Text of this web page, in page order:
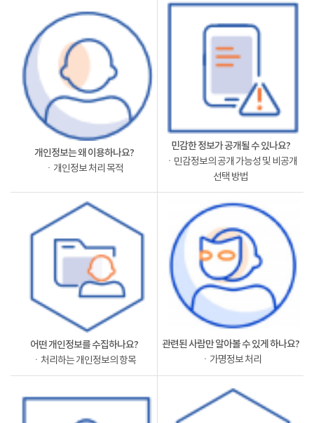
개인정보는 왜 이용하나요?
ㆍ개인정보 처리 목적
민감한 정보가 공개될 수 있나요?
ㆍ민감정보의 공개 가능성 및 비공개
선택 방법
어떤 개인정보를 수집하나요?
ㆍ처리하는 개인정보의 항목
관련된 사람만 알아볼 수 있게 하나요?
ㆍ가명정보 처리